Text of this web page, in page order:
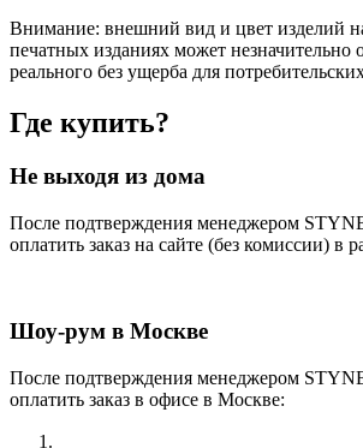
Внимание: внешний вид и цвет изделий
печатных изданиях может незначительно
реального без ущерба для
Где купить?
Не выходя из дома
После подтверждения менеджером
оплатить заказ на сайте (без комиссии) в
Шоу-рум в Москве
После подтверждения менеджером
оплатить заказ в офисе в Москве: